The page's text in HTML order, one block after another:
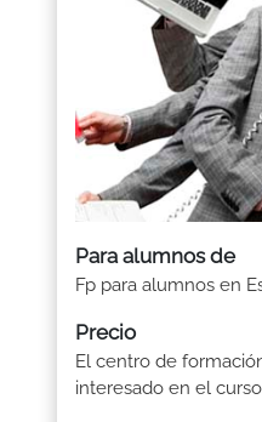
Para alumnos de
Fp para alumnos en
Precio
El centro de
interesado en el curso